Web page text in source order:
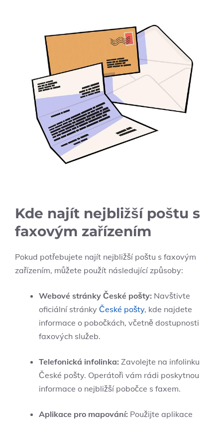
Kde najít nejbližší poštu s
faxovým zařízením
Pokud potřebujete najít nejbližší poštu s faxovým
zařízením, můžete použít následující způsoby:
Webové stránky České pošty: Navštivte
oficiální stránky České pošty, kde najdete
informace o pobočkách, včetně dostupnosti
faxových služeb.
Telefonická infolinka: Zavolejte na infolinku
České pošty. Operátoři vám rádi poskytnou
informace o nejbližší pobočce s faxem.
Aplikace pro mapování: Použijte aplikace